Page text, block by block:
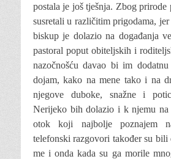
postala je još tješnja. Zbog prirode
susretali u različitim prigodama,
biskup je dolazio na događanja
pastoral poput obiteljskih i
nazočnošću davao bi im
dojam, kako na mene tako i na
nje­gove duboke, snažne i
Nerijeko bih dolazio i k njemu
otok koji najbolje poznajem
telefonski razgovori također su bili
me i onda kada su ga morile